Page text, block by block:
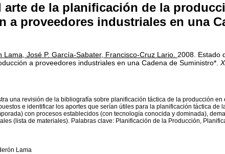
arte de la planificación de la
a proveedores industriales en una
Lama, José P. García-Sabater, Francisco-Cruz Lario. 2008. Estado
a proveedores industriales en una Cadena de Suministro*.
una revisión de la bibliografía sobre planificación táctica de la producción
e identificar los aportes que serían útiles para la planificación táctica
con procesos establecidos (con tecnología conocida y dominada),
(lista de materiales). Palabras clave: Planificación de la Producción,
Lama